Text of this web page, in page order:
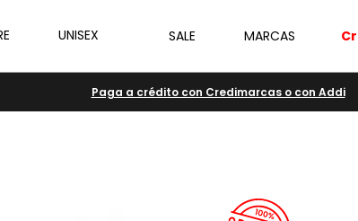
UNISEX SALE MARCAS
Paga a crédito con Credimarcas o con Addi